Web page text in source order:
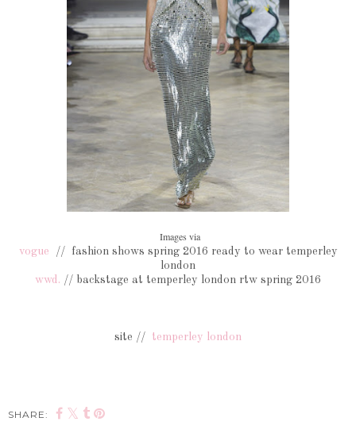
Images via
vogue
// fashion shows spring 2016 ready to wear temperley
london
wwd. // backstage at temperley london rtw spring 2016
site // temperley london
SHARE: